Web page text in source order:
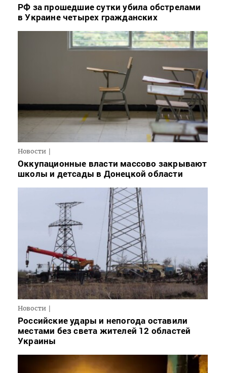
РФ за прошедшие сутки убила обстрелами
в Украине четырех гражданских
Новости
Оккупационные власти массово закрывают
школы и детсады в Донецкой области
Новости
Российские удары и непогода оставили
местами без света жителей 12 областей
Украины